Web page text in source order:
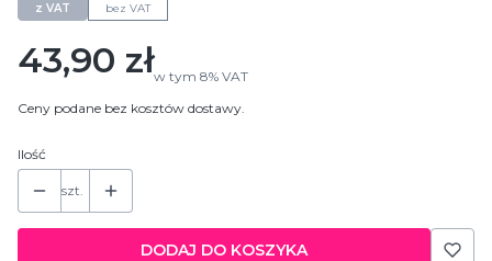
z VAT bez VAT
Cena
43,90 złw tym 8% VAT
Ceny podane bez kosztów dostawy.
Ilość
szt.
DODAJ DO KOSZYKA